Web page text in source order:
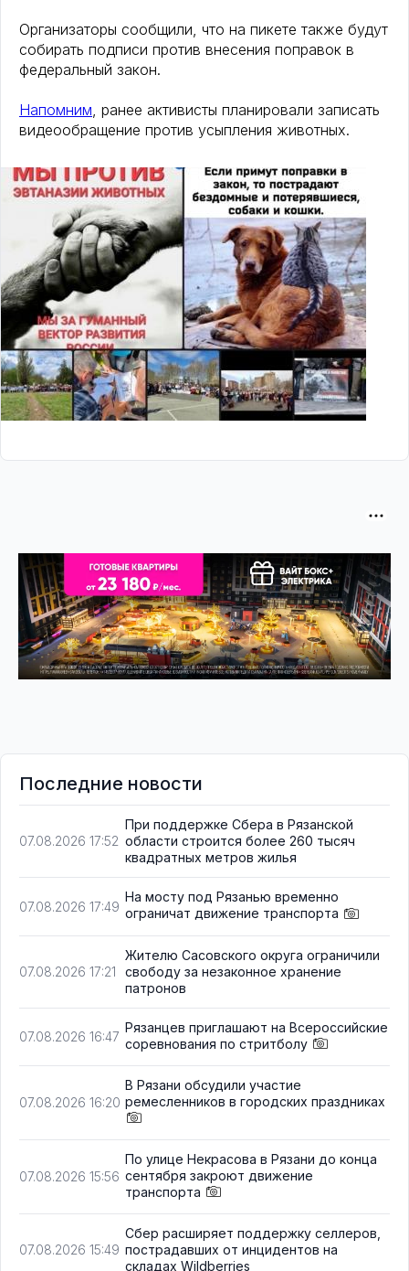
Организаторы сообщили, что на пикете также будут
собирать подписи против внесения поправок в
федеральный закон.
Напомним, ранее активисты планировали записать
видеообращение против усыпления животных.
Последние новости
07.08.2026 17:52
При поддержке Сбера в Рязанской
области строится более 260 тысяч
квадратных метров жилья
07.08.2026 17:49
На мосту под Рязанью временно
ограничат движение транспорта
07.08.2026 17:21
Жителю Сасовского округа ограничили
свободу за незаконное хранение
патронов
07.08.2026 16:47
Рязанцев приглашают на Всероссийские
соревнования по стритболу
07.08.2026 16:20
В Рязани обсудили участие
ремесленников в городских праздниках
07.08.2026 15:56
По улице Некрасова в Рязани до конца
сентября закроют движение
транспорта
07.08.2026 15:49
Сбер расширяет поддержку селлеров,
пострадавших от инцидентов на
складах Wildberries